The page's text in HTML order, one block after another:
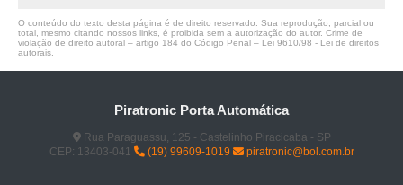
O conteúdo do texto desta página é de direito reservado. Sua reprodução, parcial ou
total, mesmo citando nossos links, é proibida sem a autorização do autor. Crime de
violação de direito autoral – artigo 184 do Código Penal – Lei 9610/98 - Lei de direitos
autorais
Piratronic Porta Automática
Rua Paraguassu, 125 - Castelinho Piracicaba - SP
CEP: 13403-041
(19) 99609-1019 piratronic@bol.com.br